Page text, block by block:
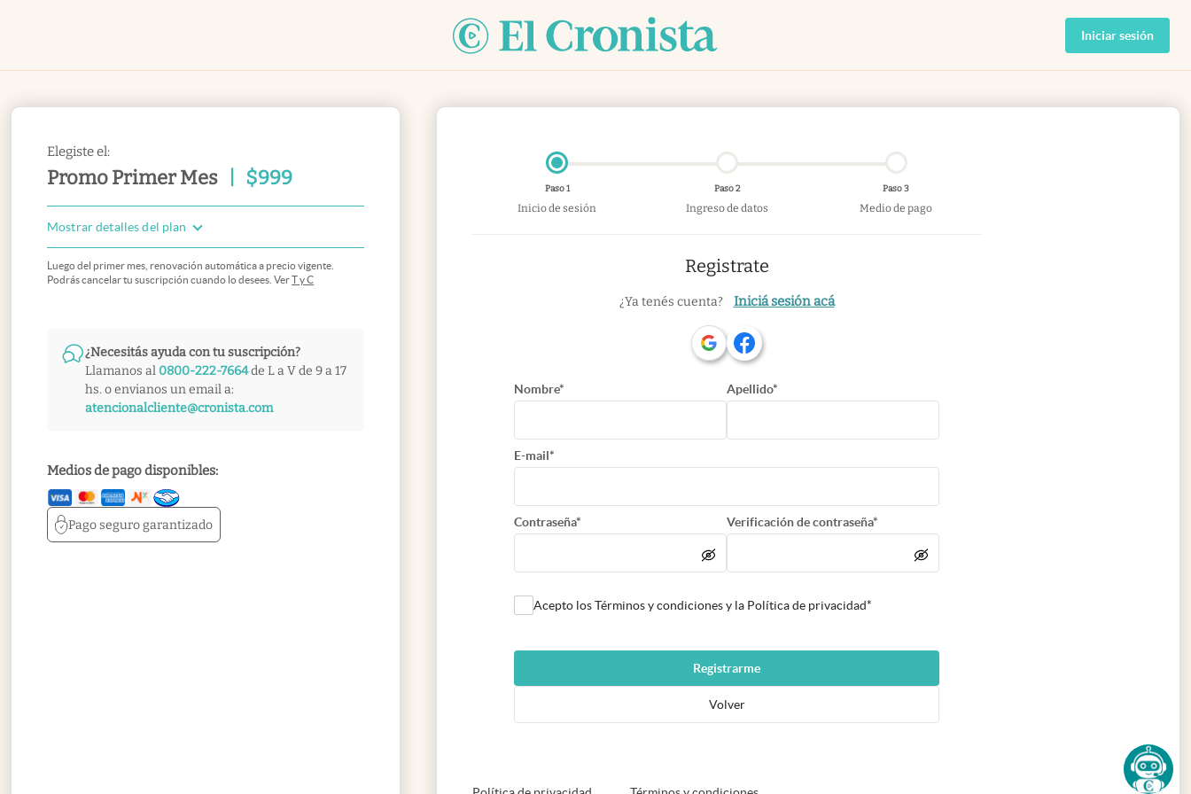
Iniciar sesión
Elegiste el:
Promo Primer Mes $999
Mostrar detalles del plan
Luego del primer mes, renovación automática a precio vigente.
Podrás cancelar tu suscripción cuando lo desees. VerT y C
¿Necesitás ayuda con tu suscripción?
Llamanos al 0800-222-7664de L a V de 9 a 17
hs. o envianos un email a:
atencionalcliente@cronista.com
Medios de pago disponibles:
Pago segurogarantizado
Paso 1
Inicio de sesión
Paso 2
Ingreso de datos
Paso 3
Medio de pago
Registrate
¿Ya tenés cuenta? Iniciá sesión acá
Nombre* Apellido*
E-mail*
Contraseña* Verificación de contraseña*
Acepto los Términos y condiciones y la Política de privacidad*
Registrarme
Volver